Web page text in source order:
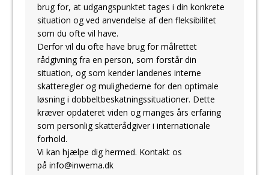
brug for, at udgangspunktet tages i din konkrete
situation og ved anvendelse af den fleksibilitet
som du ofte vil have.
Derfor vil du ofte have brug for målrettet
rådgivning fra en person, som forstår din
situation, og som kender landenes interne
skatteregler og mulighederne for den optimale
løsning i dobbeltbeskatningssituationer. Dette
kræver opdateret viden og manges års erfaring
som personlig skatterådgiver i internationale
forhold.
Vi kan hjælpe dig hermed. Kontakt os
påinfo@inwema.dk